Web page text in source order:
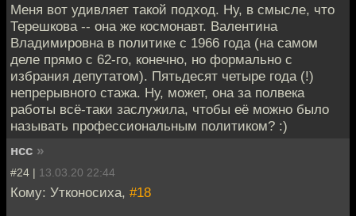
Меня вот удивляет такой подход. Ну, в смысле, что
Терешкова -- она же космонавт. Валентина
Владимировна в политике с 1966 года (на самом
деле прямо с 62-го, конечно, но формально с
избрания депутатом). Пятьдесят четыре года (!)
непрерывного стажа. Ну, может, она за полвека
работы всё-таки заслужила, чтобы её можно было
называть профессиональным политиком? :)
нсс »
#24 | 13.03.20 22:44
Кому: Утконосиха, #18